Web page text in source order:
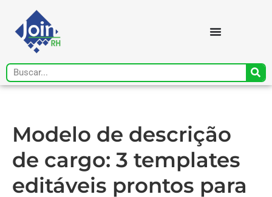
Modelo de descrição
de cargo: 3 templates
editáveis prontos para